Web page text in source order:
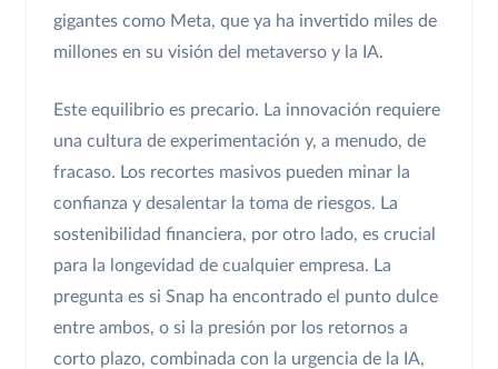
gigantes como Meta, que ya ha invertido miles de
millones en su visión del metaverso y la IA.
Este equilibrio es precario. La innovación requiere
una cultura de experimentación y, a menudo, de
fracaso. Los recortes masivos pueden minar la
confianza y desalentar la toma de riesgos. La
sostenibilidad financiera, por otro lado, es crucial
para la longevidad de cualquier empresa. La
pregunta es si Snap ha encontrado el punto dulce
entre ambos, o si la presión por los retornos a
corto plazo, combinada con la urgencia de la IA,